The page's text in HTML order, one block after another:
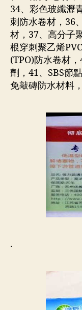
34、彩色玻纖瀝
刺防水卷材，36
材，37、高分子
根穿刺聚乙烯
(TPO)防水卷材
劑，41、SBS節
免敲磚防水材料
.